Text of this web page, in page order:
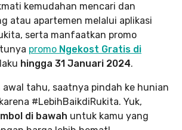
kemudahan mencari dan
atau apartemen melalui aplikasi
serta manfaatkan promo
promo Ngekost Gratis di
hingga 31 Januari 2024.
awal tahu, saatnya pindah ke hunian
#LebihBaikdiRukita. Yuk,
di bawah untuk kamu yang